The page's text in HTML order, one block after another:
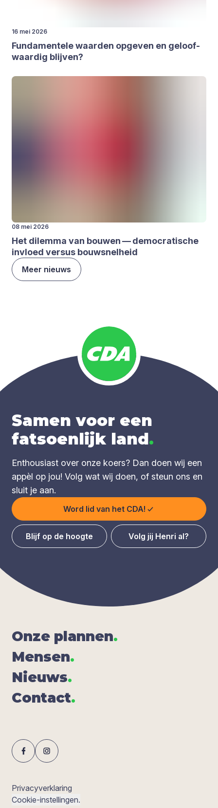
16 mei 2026
Fun­da­men­te­le waar­den opge­ven en geloof­
waar­dig blij­ven?
08 mei 2026
Het dilem­ma van bou­wen — demo­cra­ti­sche
invloed ver­sus bouw­snel­heid
Meer nieuws
Samen voor een
fatsoenlijk land.
Enthousiast over onze koers? Dan doen wij een
appèl op jou! Volg wat wij doen, of steun ons en
sluit je aan.
Word lid van het CDA!
Blijf op de hoogte Volg jij Henri al?
Onze plan­nen.
Men­sen.
Nieuws.
Con­tact.
Privacyverklaring
Cookie-instellingen.